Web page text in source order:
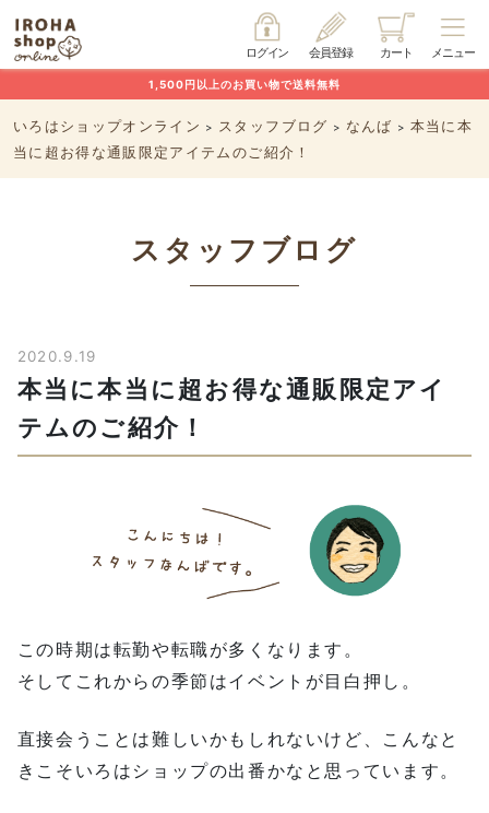
メニュー
カート
会員登録
ログイン
1,500円以上のお買い物で送料無料
いろはショップオンライン > スタッフブログ > なんば > 本当に本
当に超お得な通販限定アイテムのご紹介！
スタッフブログ
2020.9.19
本当に本当に超お得な通販限定アイ
テムのご紹介！
この時期は転勤や転職が多くなります。
そしてこれからの季節はイベントが目白押し。
直接会うことは難しいかもしれないけど、こんなと
きこそいろはショップの出番かなと思っています。